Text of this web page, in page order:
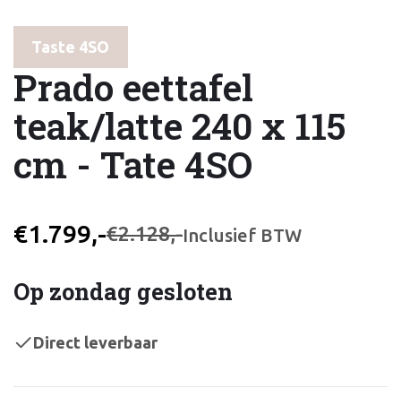
Taste 4SO
Prado eettafel
teak/latte 240 x 115
cm - Tate 4SO
€1.799,-€2.128,-Inclusief BTW
Op zondag gesloten
Direct leverbaar